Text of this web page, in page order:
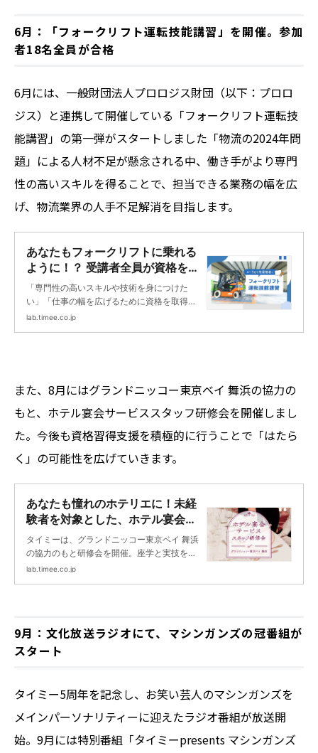
6月：「フォークリフト運転技能講習」を開催。参加
者18名全員が合格
6月には、一般財団法人プロロジス財団（以下：プロロ
ジス）と連携して開催している「フォークリフト運転技
能講習」の第一弾がスタートしました「物流の2024年問
題」による人材不足が懸念される中、働き手がより専門
性の高いスキルを得ることで、担当できる業務の幅を広
げ、物流業界の人手不足解消を目指します。
あなたもフォークリフトに乗れる
ように！？ 受講者全員が資格を取
得した講習に密着！ | タイミーラ
ボ - スキマで働く、世界が広が
る。
「専門性の高いスキルや技術を身につけた
い」「仕事の幅を広げるために資格を取得し
たい」と考えている方も多いのではないでし
lab.timee.co.jp
また、8月にはグランドニッコー東京ベイ 舞浜の協力の
もと、ホテル宴会サービススタッフ研修会を開催しまし
た。今後も資格習得支援を積極的に行うことで「はたら
く」の可能性を広げていきます。
あなたも憧れのホテリエに！未経
験者を対象とした、ホテル宴会サ
ービススタッフ研修会レポ | タイ
ミーラボ - スキマで働く、世界が
広がる。
タイミーは、グランドニッコー東京ベイ 舞浜
の協力のもと研修会を開催。座学と実技を組
み合わせた2時間の研修会を通じて、一般的
lab.timee.co.jp
9月：文化放送ラジオにて、マシンガンズの冠番組が
スタート
タイミー5周年を記念し、お笑い芸人のマシンガンズを
メインパーソナリティーに迎えたラジオ番組が放送開
始。9月には特別番組「タイミーpresents マシンガンズ